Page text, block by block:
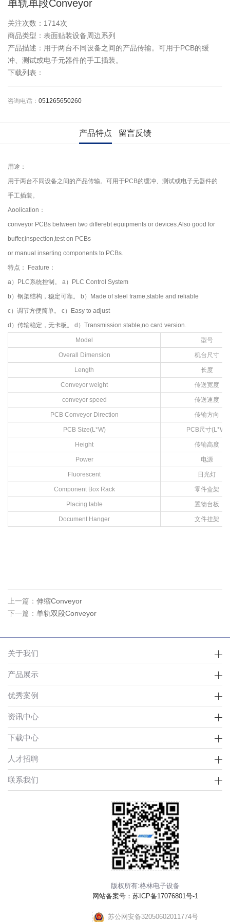
单轨单段Conveyor
关注次数： 1714次
商品类型：表面贴装设备周边系列
产品描述：用于两台不同设备之间的产品传输。可用于PCB的缓
冲、测试或电子元器件的手工插装。
下载列表：
咨询电话： 051265650260
产品特点 留言反馈
用途：
用于两台不同设备之间的产品传输。可用于PCB的缓冲、测试或电子元器件的
手工插装。
Aoolication：
conveyor PCBs between two differebt equipments or devices.Also good for
buffer,inspection,test on PCBs
or manual inserting components to PCBs.
特点： Feature：
a）PLC系统控制。 a）PLC Control System
b）钢架结构，稳定可靠。 b）Made of steel frame,stable and reliable
c）调节方便简单。 c）Easy to adjust
d）传输稳定，无卡板。 d）Transmission stable,no card version.
Model 型号
Overall Dimension 机台尺寸
Length 长度
Conveyor weight 传送宽度
conveyor speed 传送速度
PCB Conveyor Direction 传输方向
PCB Size(L*W) PCB尺寸(L*W)
Height 传输高度
Power 电源
Fluorescent 日光灯
Component Box Rack 零件盒架
Placing table 置物台板
Document Hanger 文件挂架
上一篇： 伸缩Conveyor
下一篇： 单轨双段Conveyor
关于我们
产品展示
优秀案例
资讯中心
下载中心
人才招聘
联系我们
版权所有:格林电子设备
网站备案号： 苏ICP备17076801号-1
苏公网安备32050602011774号